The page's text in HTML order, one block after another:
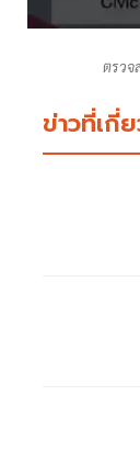
ตรวจ
ข่าวที่เกี่